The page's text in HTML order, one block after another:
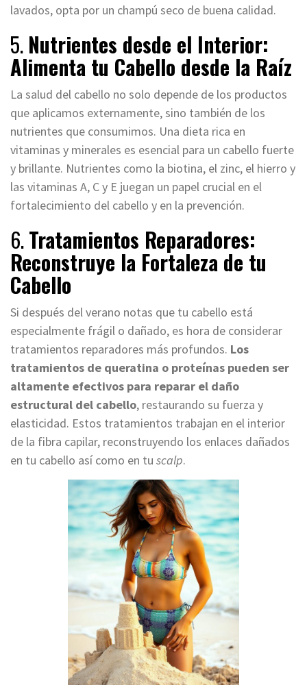
lavados, opta por un champú seco de buena calidad.
5. Nutrientes desde el Interior:
Alimenta tu Cabello desde la Raíz
La salud del cabello no solo depende de los productos
que aplicamos externamente, sino también de los
nutrientes que consumimos. Una dieta rica en
vitaminas y minerales es esencial para un cabello fuerte
y brillante. Nutrientes como la biotina, el zinc, el hierro y
las vitaminas A, C y E juegan un papel crucial en el
fortalecimiento del cabello y en la prevención.
6.Tratamientos Reparadores:
Reconstruye la Fortaleza de tu
Cabello
Si después del verano notas que tu cabello está
especialmente frágil o dañado, es hora de considerar
tratamientos reparadores más profundos. Los
tratamientos de queratina o proteínas pueden ser
altamente efectivos para reparar el daño
estructural del cabello, restaurando su fuerza y ​​
elasticidad. Estos tratamientos trabajan en el interior
de la fibra capilar, reconstruyendo los enlaces dañados
en tu cabello así como en tu scalp.